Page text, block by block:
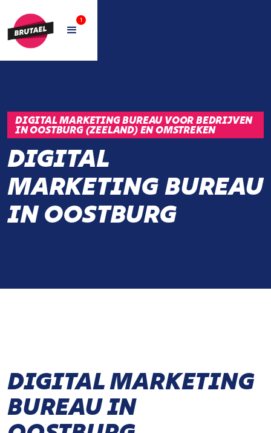
1
DIGITAL MARKETING BUREAU VOOR BEDRIJVEN
IN OOSTBURG (ZEELAND) EN OMSTREKEN
DIGITAL
MARKETING BUREAU
IN OOSTBURG
DIGITAL MARKETING
BUREAU IN